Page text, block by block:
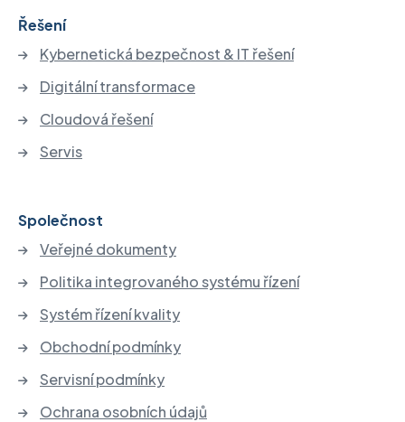
Řešení
Kybernetická bezpečnost & IT řešení
Digitální transformace
Cloudová řešení
Servis
Společnost
Veřejné dokumenty
Politika integrovaného systému řízení
Systém řízení kvality
Obchodní podmínky
Servisní podmínky
Ochrana osobních údajů